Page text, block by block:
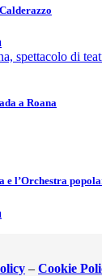
a Roana
e l’Orchestra
– Cookie